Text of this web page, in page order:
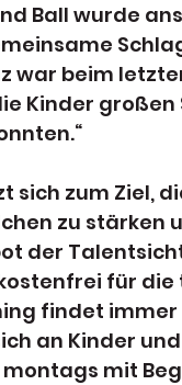
Ball wurde
war beim
Kinder
sich zum Ziel,
zu stärken
der
für
findet
an Kinder
mit